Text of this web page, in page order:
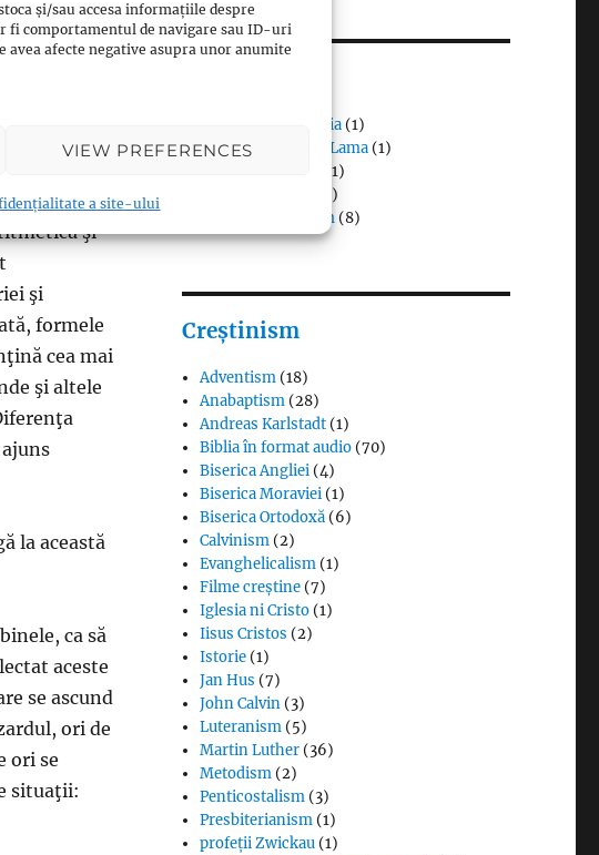
și/sau accesa informațiile despre
fi comportamentul de navigare sau ID-uri
afecte negative asupra unor anumite
VIEW PREFERENCES
a site-ului
alegerea
este
de un
şi
şi
formele
cea mai
şi altele
la această
ca să
aceste
se ascund
ori de
ori se
situaţii:
Budismul în Japonia (1)
Interviuri cu Dalai Lama (1)
(1)
(1)
Termeni în budism (8)
Creștinism
Adventism (18)
Anabaptism (28)
Andreas Karlstadt (1)
Biblia în format audio (70)
Biserica Angliei (4)
Biserica Moraviei (1)
Biserica Ortodoxă (6)
Calvinism (2)
Evanghelicalism (1)
Filme creștine (7)
Iglesia ni Cristo (1)
Iisus Cristos (2)
Istorie (1)
Jan Hus (7)
John Calvin (3)
Luteranism (5)
Martin Luther (36)
Metodism (2)
Penticostalism (3)
Presbiterianism (1)
profeții Zwickau (1)